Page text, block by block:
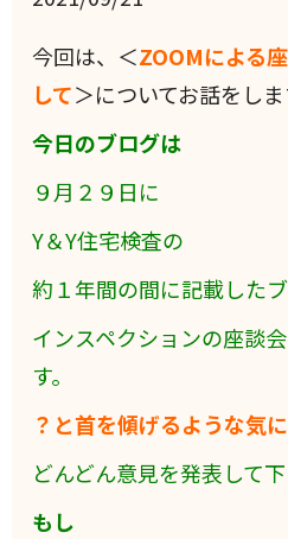
今回は、＜ZOOMによる
して＞についてお話をしま
今日のブログは
９月２９日に
Y＆Y住宅検査の
約１年間の間に記載した
インスペクションの座談
す。
？と首を傾げるような気
どんどん意見を発表して下
もし